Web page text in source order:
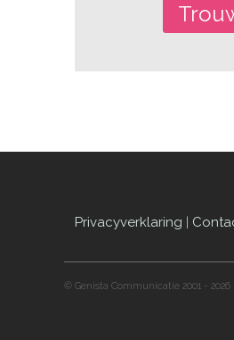
Privacyverklaring |
© Genista Communicatie 2001 - 2026